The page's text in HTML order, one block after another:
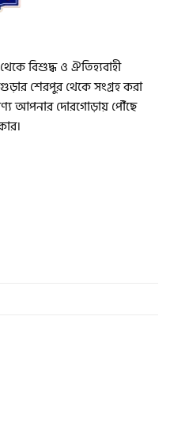
বিশুদ্ধ ও ঐতিহ্যবাহী
শেরপুর থেকে সংগ্রহ করা
আপনার দোরগোড়ায় পৌঁছে